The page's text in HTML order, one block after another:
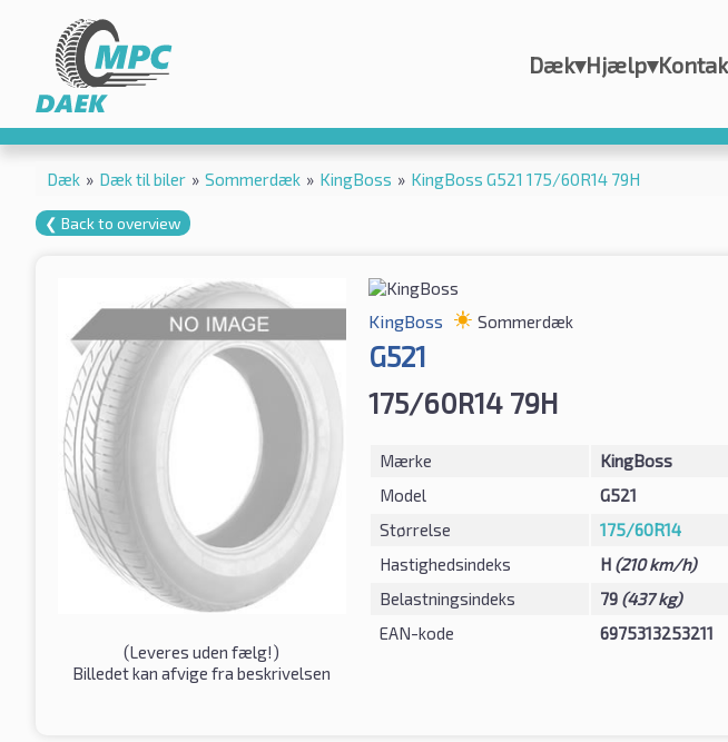
Dæk▾Hjælp▾
Dæk » Dæk til biler » Sommerdæk » KingBoss » KingBoss G521 175/60R14 79H
❮ Back to overview
(Leveres uden fælg!)
Billedet kan afvige fra beskrivelsen
KingBoss Sommerdæk
G521
175/60R14 79H
Mærke
KingBoss
Model
G521
Størrelse
175/60R14
Hastighedsindeks
H (210 km/h)
Belastningsindeks
79 (437 kg)
EAN-kode
6975313253211